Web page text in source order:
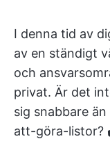
I denna tid av
av en ständigt
och
privat. Är det
sig snabbare
att-göra-listor?